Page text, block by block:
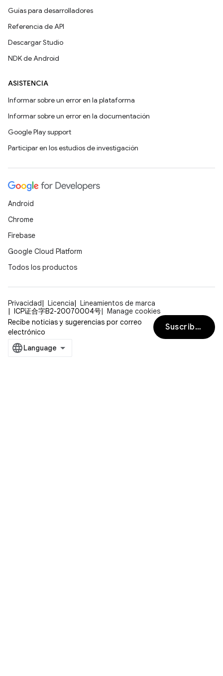
Guías para desarrolladores
Referencia de API
Descargar Studio
NDK de Android
ASISTENCIA
Informar sobre un error en la plataforma
Informar sobre un error en la documentación
Google Play support
Participar en los estudios de investigación
Android
Chrome
Firebase
Google Cloud Platform
Todos los productos
Privacidad Licencia
Lineamientos de marca
ICP证合字B2-20070004号
Manage cookies
Recibe noticias y sugerencias por correo
electrónico
Suscribirse